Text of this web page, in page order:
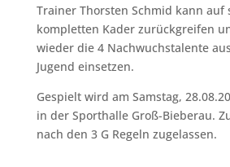
Trainer Thorsten Schmid kann auf
kompletten Kader zurückgreifen
wieder die 4 Nachwuchstalente
Jugend einsetzen.
Gespielt wird am Samstag,
in der Sporthalle Groß-Bieberau.
nach den 3 G Regeln zugelassen.